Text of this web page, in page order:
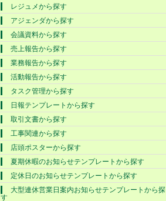
レジュメから探す
アジェンダから探す
会議資料から探す
売上報告から探す
業務報告から探す
活動報告から探す
タスク管理から探す
日報テンプレートから探す
取引文書から探す
工事関連から探す
店頭ポスターから探す
夏期休暇のお知らせテンプレートから探す
定休日のお知らせテンプレートから探す
大型連休営業日案内お知らせテンプレートから探
す